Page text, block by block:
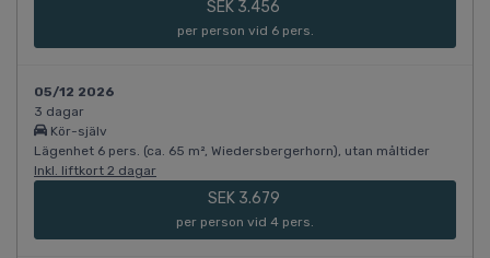
SEK 3.456
per person vid 6 pers.
05/12 2026
3 dagar
Kör-själv
Lägenhet 6 pers. (ca. 65 m², Wiedersbergerhorn), utan måltider
Inkl. liftkort 2 dagar
SEK 3.679
per person vid 4 pers.